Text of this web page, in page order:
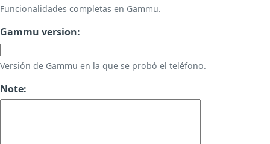
Funcionalidades completas en Gammu.
Gammu version:
Versión de Gammu en la que se probó el teléfono.
Note: